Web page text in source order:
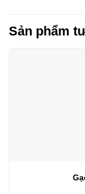
Sản phẩm